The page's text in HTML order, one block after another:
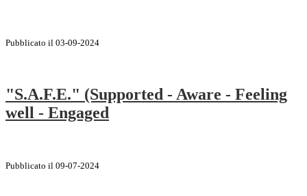
Pubblicato il 03-09-2024
"S.A.F.E." (Supported - Aware - Feeling
well - Engaged
Pubblicato il 09-07-2024